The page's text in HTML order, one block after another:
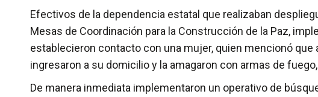
Efectivos de la dependencia estatal que realizaban
Mesas de Coordinación para la Construcción de la Paz,
establecieron contacto con una mujer, quien mencionó
ingresaron a su domicilio y la amagaron con armas de
De manera inmediata implementaron un operativo de